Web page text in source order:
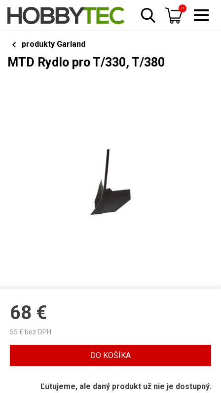
0
produkty Garland
MTD Rydlo pro T/330, T/380
68 €
55 € bez DPH
DO KOŠÍKA
Ľutujeme, ale daný produkt už nie je dostupný.